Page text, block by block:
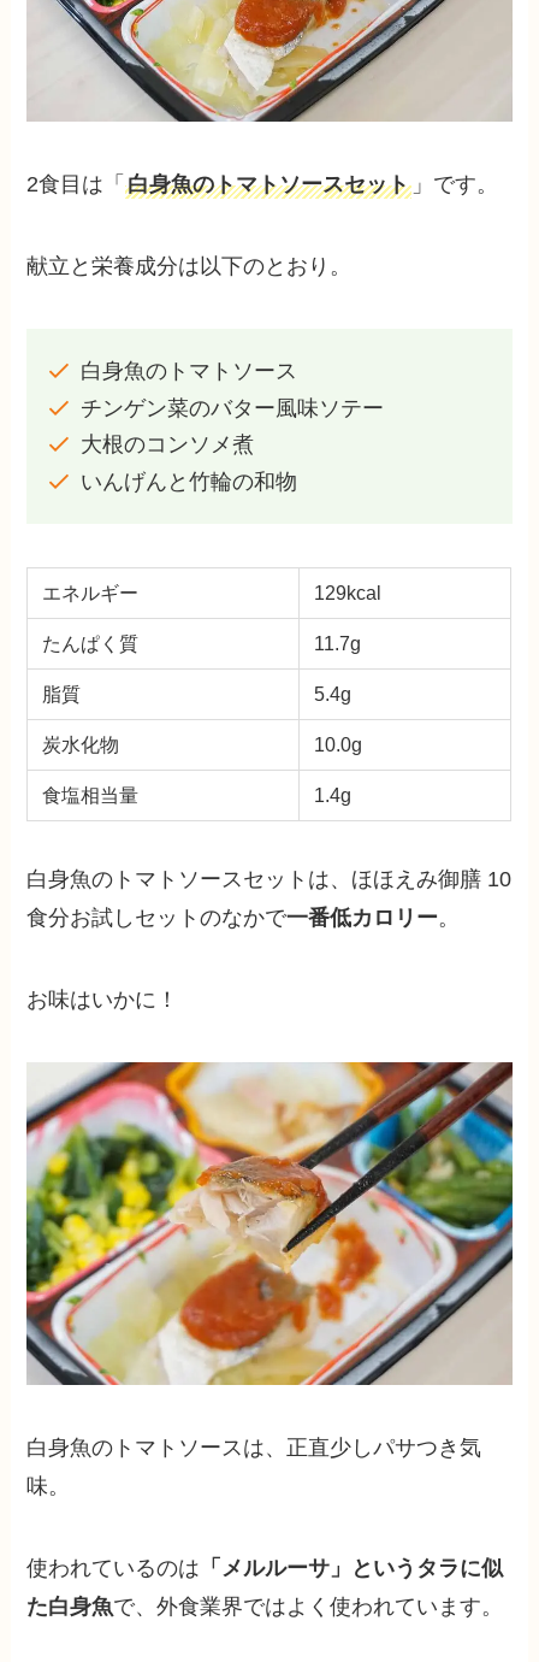
2食目は「白身魚のトマトソースセット 」です。
献立と栄養成分は以下のとおり。
白身魚のトマトソース
チンゲン菜のバター風味ソテー
大根のコンソメ煮
いんげんと竹輪の和物
エネルギー 129kcal
たんぱく質 11.7g
脂質 5.4g
炭水化物 10.0g
食塩相当量 1.4g
白身魚のトマトソースセットは、ほほえみ御膳 10
食分お試しセットのなかで一番低カロリー。
お味はいかに！
白身魚のトマトソースは、正直少しパサつき気
味。
使われているのは 「メルルーサ」というタラに似
た白身魚で、外食業界ではよく使われています。